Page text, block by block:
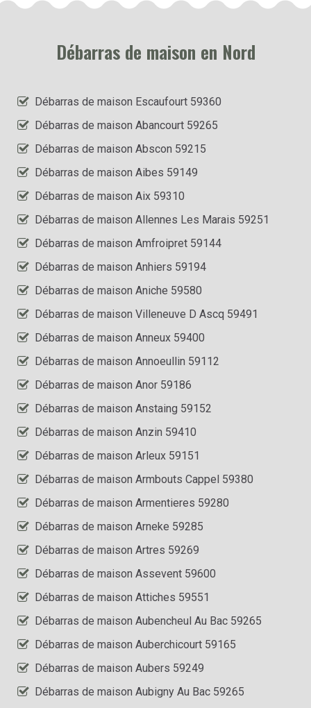
Débarras de maison en Nord
Débarras de maison Escaufourt 59360
Débarras de maison Abancourt 59265
Débarras de maison Abscon 59215
Débarras de maison Aibes 59149
Débarras de maison Aix 59310
Débarras de maison Allennes Les Marais 59251
Débarras de maison Amfroipret 59144
Débarras de maison Anhiers 59194
Débarras de maison Aniche 59580
Débarras de maison Villeneuve D Ascq 59491
Débarras de maison Anneux 59400
Débarras de maison Annoeullin 59112
Débarras de maison Anor 59186
Débarras de maison Anstaing 59152
Débarras de maison Anzin 59410
Débarras de maison Arleux 59151
Débarras de maison Armbouts Cappel 59380
Débarras de maison Armentieres 59280
Débarras de maison Arneke 59285
Débarras de maison Artres 59269
Débarras de maison Assevent 59600
Débarras de maison Attiches 59551
Débarras de maison Aubencheul Au Bac 59265
Débarras de maison Auberchicourt 59165
Débarras de maison Aubers 59249
Débarras de maison Aubigny Au Bac 59265